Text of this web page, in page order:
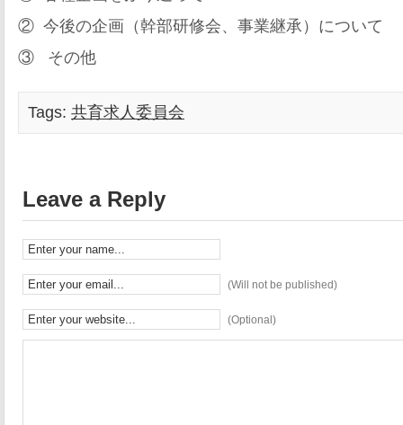
② 今後の企画（幹部研修会、事業継承）について
③ その他
Tags: 共育求人委員会
Leave a Reply
(Will not be published)
(Optional)